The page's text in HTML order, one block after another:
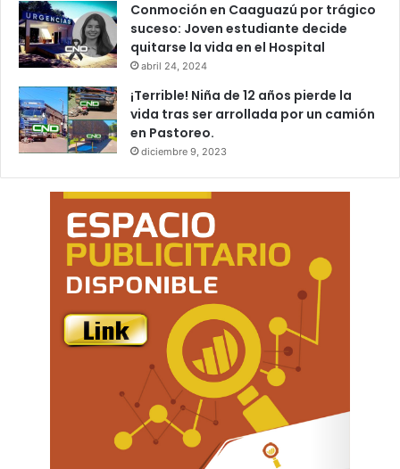
Conmoción en Caaguazú por trágico
suceso: Joven estudiante decide
quitarse la vida en el Hospital
abril 24, 2024
¡Terrible! Niña de 12 años pierde la
vida tras ser arrollada por un camión
en Pastoreo.
diciembre 9, 2023